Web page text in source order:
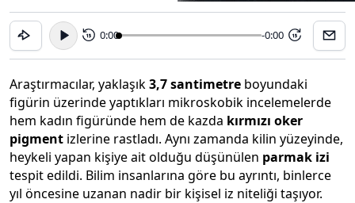
15 0:00 -0:00 15
Araştırmacılar, yaklaşık3,7 santimetre boyundaki
figürin üzerinde yaptıkları mikroskobik incelemelerde
hem kadın figüründe hem de kazda kırmızı oker
pigment izlerine rastladı. Aynı zamanda kilin yüzeyinde,
heykeli yapan kişiye ait olduğu düşünülen parmak izi
tespit edildi. Bilim insanlarına göre bu ayrıntı, binlerce
yıl öncesine uzanan nadir bir kişisel iz niteliği taşıyor.